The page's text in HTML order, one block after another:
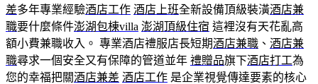
差多年專業經驗酒店工作 酒店上班全新設備頂級裝潢酒店兼
職要什麼條件澎湖包棟villa 澎湖頂級住宿 這裡沒有天花亂高
額小費兼職收入。 專業酒店禮服店長短期酒店兼職 、 酒店兼
職尋求一個安全又有保障的管道並年 禮贈品旗下酒店打工為
您的幸福把關酒店兼差 酒店工作 是企業視覺傳達要素的核心